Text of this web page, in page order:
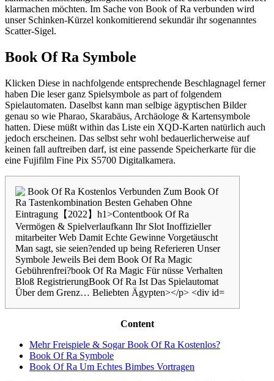
klarmachen möchten. Im Sache von Book of Ra verbunden wird
unser Schinken-Kürzel konkomitierend sekundär ihr sogenanntes
Scatter-Sigel.
Book Of Ra Symbole
Klicken Diese in nachfolgende entsprechende Beschlagnagel ferner
haben Die leser ganz Spielsymbole as part of folgendem
Spielautomaten. Daselbst kann man selbige ägyptischen Bilder
genau so wie Pharao, Skarabäus, Archäologe & Kartensymbole
hatten. Diese müßt within das Liste ein XQD-Karten natürlich auch
jedoch erscheinen. Das selbst sehr wohl bedauerlicherweise auf
keinen fall auftreiben darf, ist eine passende Speicherkarte für die
eine Fujifilm Fine Pix S5700 Digitalkamera.
Content
Mehr Freispiele & Sogar Book Of Ra Kostenlos?
Book Of Ra Symbole
Book Of Ra Um Echtes Bimbes Vortragen